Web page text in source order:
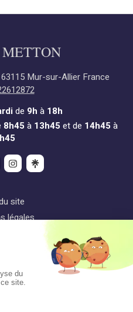
63115 Mur-sur-Allier France
de 9h à 18h
8h45 à 13h45 et de 14h45 à
site
légales
de vente
- Reiki
Simplébo